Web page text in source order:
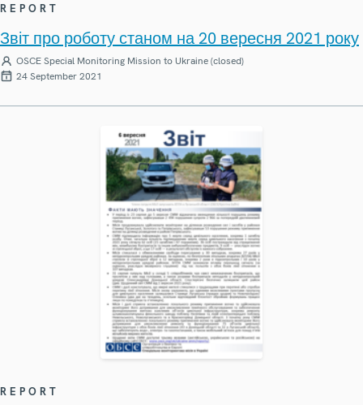
REPORT
Звіт про роботу станом на 20 вересня 2021 року
OSCE Special Monitoring Mission to Ukraine (closed)
24 September 2021
REPORT